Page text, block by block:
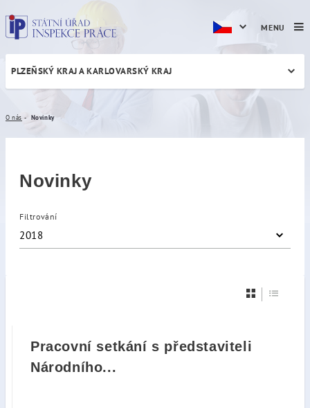
Novinky
PLZEŇSKÝ KRAJ A KARLOVARSKÝ KRAJ
O nás Novinky
Novinky
Filtrování
2018
Pracovní setkání s představiteli
Národního...
MENU